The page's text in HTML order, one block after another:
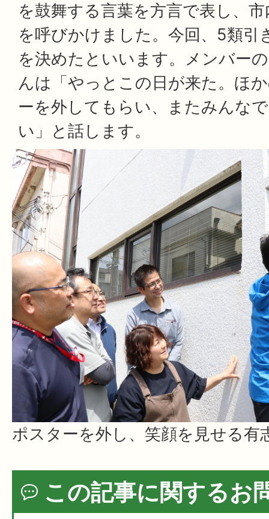
を鼓舞する言葉を方言で表し、
を呼びかけました。今回、5類引
を決めたといいます。メンバー
んは「やっとこの日が来た。ほ
ーを外してもらい、またみんな
い」と話します。
ポスターを外し、笑顔を見せる有
この記事に関するお